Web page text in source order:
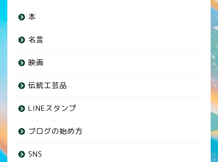
本
名言
映画
伝統工芸品
LINEスタンプ
ブログの始め方
SNS